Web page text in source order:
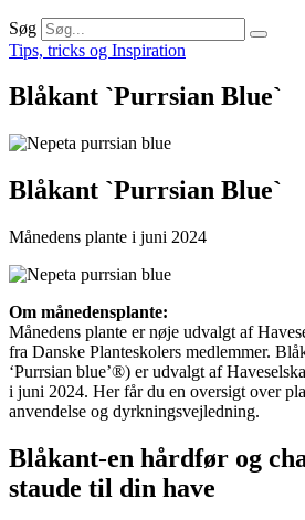
Søg
Tips, tricks og Inspiration
Blåkant `Purrsian Blue`
Blåkant `Purrsian Blue`
Månedens plante i juni 2024
Om månedensplante:
Månedens plante er nøje udvalgt af
fra Danske Planteskolers medlemmer.
‘Purrsian blue’®) er udvalgt af
i juni 2024. Her får du en oversigt over
anvendelse og dyrkningsvejledning.
Blåkant-en hårdfør og
staude til din have